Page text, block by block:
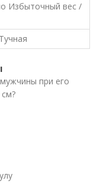
Избыточный вес /
при его